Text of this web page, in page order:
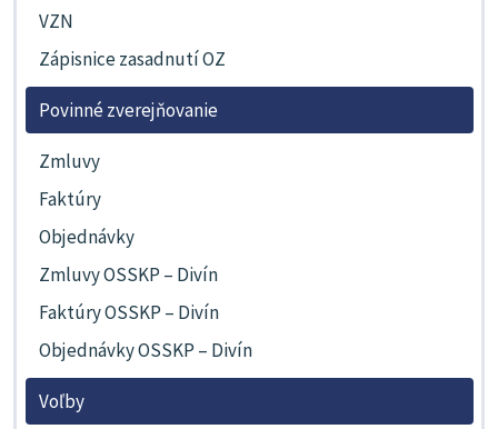
VZN
Zápisnice zasadnutí OZ
Povinné zverejňovanie
Zmluvy
Faktúry
Objednávky
Zmluvy OSSKP – Divín
Faktúry OSSKP – Divín
Objednávky OSSKP – Divín
Voľby